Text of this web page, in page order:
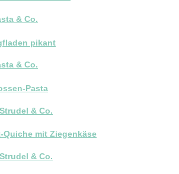
& Co.
pikant
& Co.
Pasta
& Co.
Quiche mit Ziegenkäse
& Co.